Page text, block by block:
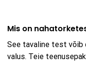
Mis on
See tavaline test võib
valus. Teie